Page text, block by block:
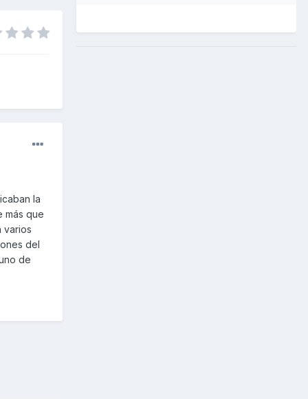
la
más que
varios
del
de